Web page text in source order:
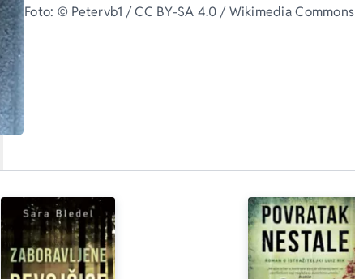
Foto: © Petervb1 / CC BY-SA 4.0 / Wikimedia Commons